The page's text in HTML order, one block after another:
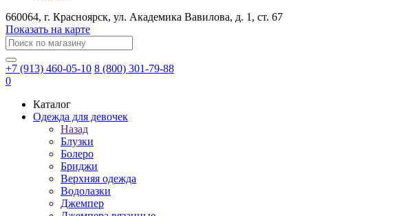
660064, г. Красноярск, ул. Академика Вавилова, д. 1, ст. 67
Показать на карте
+7 (913) 460-05-10 8 (800) 301-79-88
0
Каталог
Одежда для девочек
Назад
Блузки
Болеро
Бриджи
Верхняя одежда
Водолазки
Джемпер